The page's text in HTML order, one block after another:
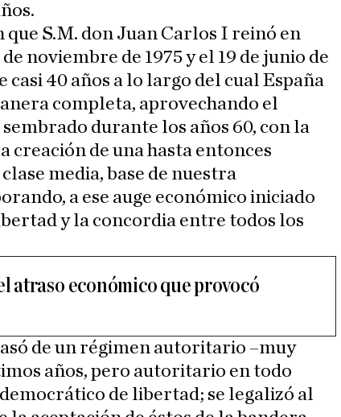
que S.M. don Juan Carlos I reinó en
noviembre de 1975 y el 19 de junio de
casi 40 años a lo largo del cual España
completa, aprovechando el
sembrado durante los años 60, con la
creación de una hasta entonces
media, base de nuestra
a ese auge económico iniciado
y la concordia entre todos los
atraso económico que provocó
de un régimen autoritario –muy
años, pero autoritario en todo
de libertad; se legalizó al